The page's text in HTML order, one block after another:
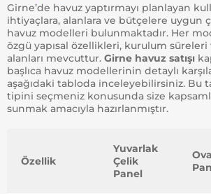
Girne’de havuz yaptırmayı planlayan
ihtiyaçlara, alanlara ve bütçelere uygun
havuz modelleri bulunmaktadır. Her
özgü yapısal özellikleri, kurulum süreleri
alanları mevcuttur. Girne havuz satışı
başlıca havuz modellerinin detaylı
aşağıdaki tabloda inceleyebilirsiniz. Bu
tipini seçmeniz konusunda size
sunmak amacıyla hazırlanmıştır.
Özellik
Yuvarlak
Çelik
Panel